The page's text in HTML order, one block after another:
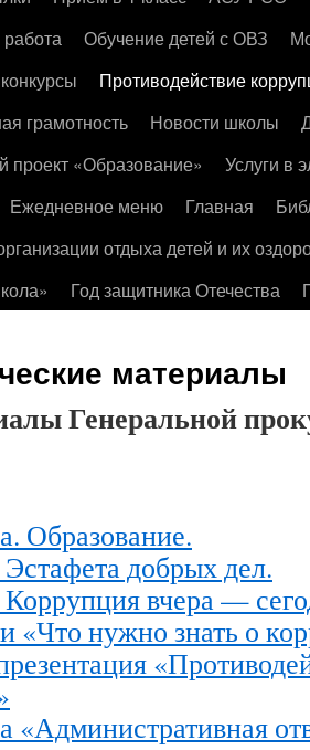
Обучение детей с ОВЗ
Противодействие
грамотность
Новости школы
проект «Образование»
Услуги в
Ежедневное меню Главная
отдыха детей и их
Год защитника Отечества
материалы
Генеральной
Образование.
добрых дел.
Коррупция вчера —
«Что нужно знать о
«Административная